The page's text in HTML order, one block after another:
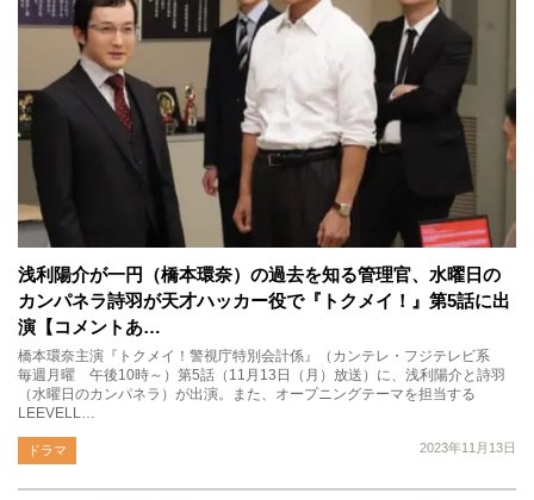
浅利陽介が一円（橋本環奈）の過去を知る管理官、水曜日の
カンパネラ詩羽が天才ハッカー役で『トクメイ！』第5話に出
演【コメントあ…
橋本環奈主演『トクメイ！警視庁特別会計係』（カンテレ・フジテレビ系
毎週月曜 午後10時～）第5話（11月13日（月）放送）に、浅利陽介と詩羽
（水曜日のカンパネラ）が出演。また、オープニングテーマを担当する
LEEVELL…
2023年11月13日
ドラマ